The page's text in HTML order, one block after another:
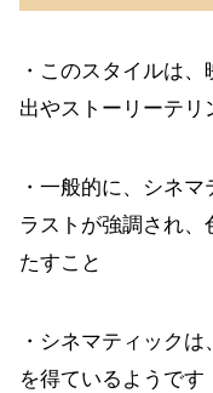
・このスタイルは
出やストーリーテリ
・一般的に、シネ
ラストが強調され、
たすこと
・シネマティック
を得ているようです